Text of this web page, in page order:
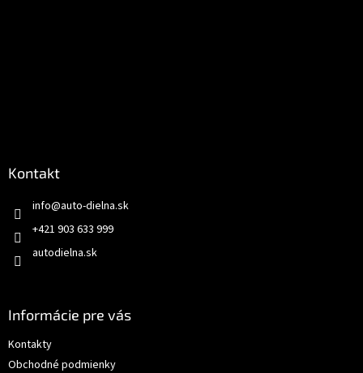
Kontakt
info@auto-dielna.sk
+421 903 633 999
autodielna.sk
Informácie pre vás
Kontakty
Obchodné podmienky